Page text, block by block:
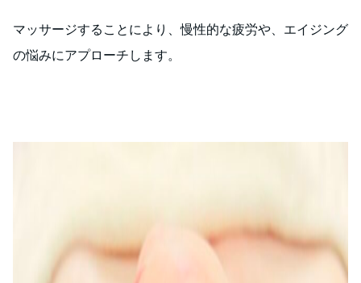
マッサージすることにより、慢性的な疲労や、エイジング
の悩みにアプローチします。